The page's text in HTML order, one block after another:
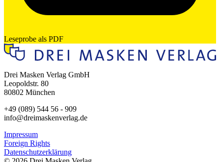
Leseprobe als PDF
Drei Masken Verlag GmbH
Leopoldstr. 80
80802 München
+49 (089) 544 56 - 909
info@dreimaskenverlag.de
Impressum
Foreign Rights
Datenschutzerklärung